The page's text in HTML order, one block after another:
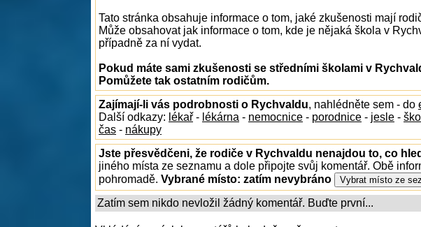
Tato stránka obsahuje informace o tom, jaké zkušenosti mají
Může obsahovat jak informace o tom, kde je nějaká škola v
případně za ní vydat.
Pokud máte sami zkušenosti se středními školami v
Pomůžete tak ostatním rodičům.
Zajímají-li vás podrobnosti o Rychvaldu, nahlédněte sem - do
Další odkazy: lékař - lékárna - nemocnice - porodnice - jesle -
čas - nákupy
Jste přesvědčeni, že rodiče v Rychvaldu nenajdou to, co
jiného místa ze seznamu a dole připojte svůj komentář. Obě
pohromadě. Vybrané místo: zatím nevybráno
Zatím sem nikdo nevložil žádný komentář. Buďte první...